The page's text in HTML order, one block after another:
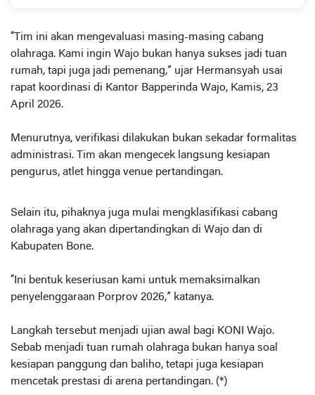
“Tim ini akan mengevaluasi masing-masing cabang
olahraga. Kami ingin Wajo bukan hanya sukses jadi tuan
rumah, tapi juga jadi pemenang,” ujar Hermansyah usai
rapat koordinasi di Kantor Bapperinda Wajo, Kamis, 23
April 2026.
Menurutnya, verifikasi dilakukan bukan sekadar formalitas
administrasi. Tim akan mengecek langsung kesiapan
pengurus, atlet hingga venue pertandingan.
Selain itu, pihaknya juga mulai mengklasifikasi cabang
olahraga yang akan dipertandingkan di Wajo dan di
Kabupaten Bone.
“Ini bentuk keseriusan kami untuk memaksimalkan
penyelenggaraan Porprov 2026,” katanya.
Langkah tersebut menjadi ujian awal bagi KONI Wajo.
Sebab menjadi tuan rumah olahraga bukan hanya soal
kesiapan panggung dan baliho, tetapi juga kesiapan
mencetak prestasi di arena pertandingan. (*)